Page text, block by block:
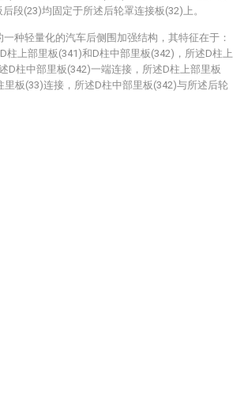
段(23)均固定于所述后轮罩连接板(32)上。
种轻量化的汽车后侧围加强结构，其特征在于：
柱上部里板(341)和D柱中部里板(342)，所述D柱上
D柱中部里板(342)一端连接，所述D柱上部里板
里板(33)连接，所述D柱中部里板(342)与所述后轮